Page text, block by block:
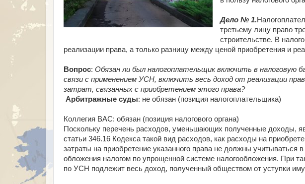
Дело № 1.
третьему лицу право
строительстве. В
реализации права, а только разницу между ценой приобретения и
Вопрос: Обязан ли был налогоплательщик включить в налоговую
связи с применением УСН, включить весь доход от реализации
затрат, связанных с приобретением этого права?
Арбитражные суды: не обязан (позиция налогоплательщика)
Коллегия ВАС: обязан (позиция налогового органа)
Поскольку перечень расходов, уменьшающих полученные доходы,
статьи 346.16 Кодекса такой вид расходов, как расходы на
затраты на приобретение указанного права не должны учитываться
обложения налогом по упрощенной системе налогообложения. При
по УСН подлежит весь доход, полученный обществом от уступки